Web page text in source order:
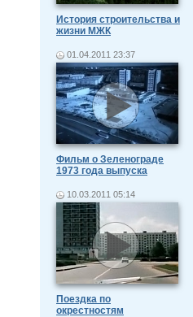
История строительства и
жизни МЖК
01.04.2011 23:37
Фильм о Зеленограде
1973 года выпуска
10.03.2011 05:14
Поездка по
окрестностям